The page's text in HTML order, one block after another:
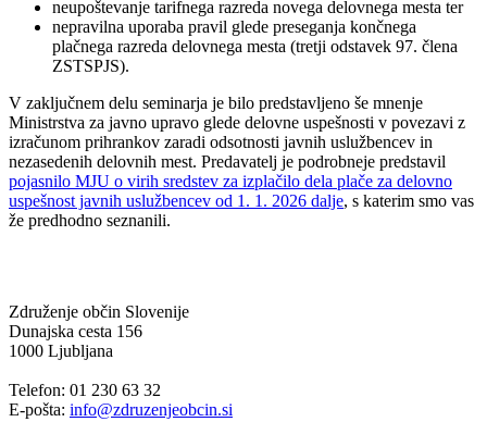
neupoštevanje tarifnega razreda novega delovnega mesta ter
nepravilna uporaba pravil glede preseganja končnega
plačnega razreda delovnega mesta (tretji odstavek 97. člena
ZSTSPJS).
V zaključnem delu seminarja je bilo predstavljeno še mnenje
Ministrstva za javno upravo glede delovne uspešnosti v povezavi z
izračunom prihrankov zaradi odsotnosti javnih uslužbencev in
nezasedenih delovnih mest. Predavatelj je podrobneje predstavil
pojasnilo MJU o virih sredstev za izplačilo dela plače za delovno
uspešnost javnih uslužbencev od 1. 1. 2026 dalje, s katerim smo vas
že predhodno seznanili.
Združenje občin Slovenije
Dunajska cesta 156
1000 Ljubljana
Telefon: 01 230 63 32
E-pošta: info@zdruzenjeobcin.si